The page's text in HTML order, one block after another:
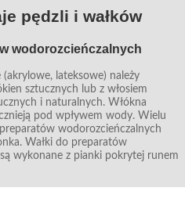
pędzli i wałków
wodorozcieńczalnych
lateksowe) należy
sztucznych lub z włosiem
i naturalnych. Włókna
pod wpływem wody. Wielu
wodorozcieńczalnych
Wałki do preparatów
wykonane z pianki pokrytej runem